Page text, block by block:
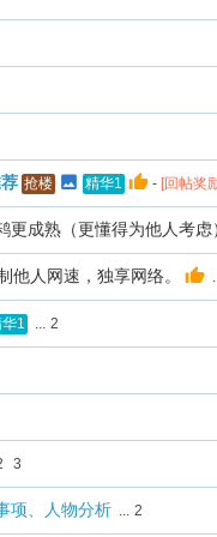
抢楼 精华1 - [回帖奖
成熟（更懂得为他人考虑
他人网速，独享网络。
1 ... 2
3
项、人物分析 ... 2